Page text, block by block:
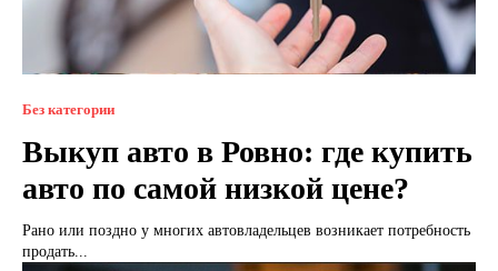
Без категории
Выкуп авто в Ровно: где купить
авто по самой низкой цене?
Рано или поздно у многих автовладельцев возникает потребность
продать...